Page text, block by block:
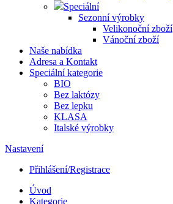
Speciální
Sezonní výrobky
Velikonoční zboží
Vánoční zboží
Naše nabídka
Adresa a Kontakt
Speciální kategorie
BIO
Bez laktózy
Bez lepku
KLASA
Italské výrobky
Nastavení
Přihlášení/Registrace
Úvod
Kategorie